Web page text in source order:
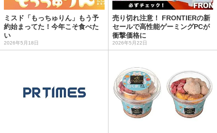
ミスド「もっちゅりん」もう予
約始まってた！今年こそ食べた
い
2026年5月18日
売り切れ注意！ FRONTIERの新
セールで高性能ゲーミングPCが
衝撃価格に
2026年5月22日